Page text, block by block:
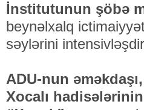
İnstitutunun şöbə
beynəlxalq ictimaiyyət
səylərini
ADU-nun
Xocalı